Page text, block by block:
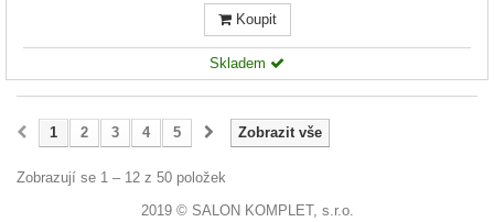
Koupit
Skladem
Zobrazit vše
1 2 3 4 5
Zobrazují se 1 – 12 z 50 položek
2019 © SALON KOMPLET, s.r.o.